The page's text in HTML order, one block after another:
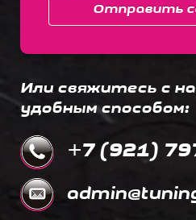
Отправить
Или свяжитесь с
удобным способом:
+7 (921)